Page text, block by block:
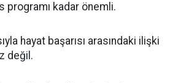
programı kadar önemli.
hayat başarısı arasındaki ilişki
değil.